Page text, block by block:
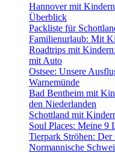
Hannover mit
Überblick
Packliste für
Familienurlaub: Mit
Roadtrips mit
mit Auto
Ostsee: Unsere
Warnemünde
Bad Bentheim mit
den Niederlanden
Schottland mit
Soul Places: Meine 9
Tierpark Ströhen:
Normannische